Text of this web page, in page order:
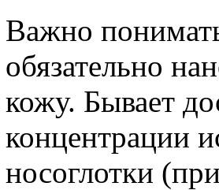
Важно
обязательно
кожу. Бывает
концентрации
носоглотки